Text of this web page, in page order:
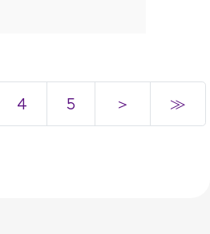
4 5 ＞ ≫